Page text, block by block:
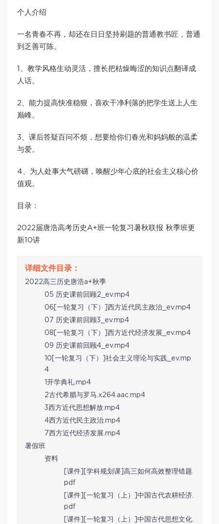
个人介绍
一名青春不再，却还在日日坚持刷题的普通教书匠，普通
到乏善可陈。
1、教学风格生动灵活，擅长把枯燥晦涩的知识点翻译成
人话。
2、能力提高快准稳狠，喜欢干净利落的把学生送上人生
巅峰。
3、课后答疑百问不烦，想要给你们春光和妈妈般的温柔
与爱。
4、为人处事大气磅礴，唤醒少年心底的社会主义核心价
值观。
目录：
2022届唐浩高考历史A+班一轮复习暑秋联报 秋季班更
新10讲
2022高三历史唐浩a+秋季
05 历史课前回顾2_ev.mp4
06[一轮复习（下）]西方近代民主政治_ev.mp4
07 历史课前回顾3_ev.mp4
08[一轮复习（下）]西方近代经济发展_ev.mp4
09 历史课前回顾4_ev.mp4
10[一轮复习（下）]社会主义理论与实践_ev.mp
4
1开学典礼.mp4
2古代希腊与罗马.x264.aac.mp4
3西方近代思想解放.mp4
4西方近代民主政治.mp4
7西方近代经济发展.mp4
暑假班
资料
[课件][学科规划课]高三如何高效整理错题.
pdf
[课件][一轮复习（上）]中国古代农耕经济.
pdf
[课件][一轮复习（上）]中国古代思想文化.